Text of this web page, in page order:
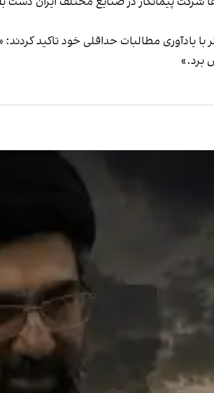
با یادآوری مطالبات حداقلی خود تاکید
برد.»